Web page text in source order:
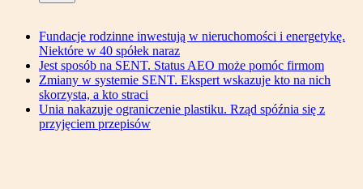
Fundacje rodzinne inwestują w nieruchomości i energetykę.
Niektóre w 40 spółek naraz
Jest sposób na SENT. Status AEO może pomóc firmom
Zmiany w systemie SENT. Ekspert wskazuje kto na nich
skorzysta, a kto straci
Unia nakazuje ograniczenie plastiku. Rząd spóźnia się z
przyjęciem przepisów